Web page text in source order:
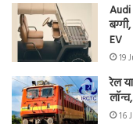
Audi
EV
19
रेल
16